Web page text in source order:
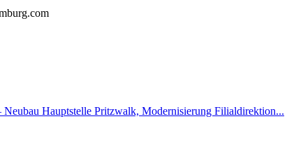
Neubau Hauptstelle Pritzwalk, Modernisierung Filialdirektion...